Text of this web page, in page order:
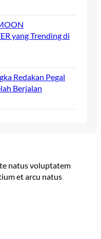
yang Trending di
Redakan Pegal
Berjalan
natus voluptatem
et arcu natus